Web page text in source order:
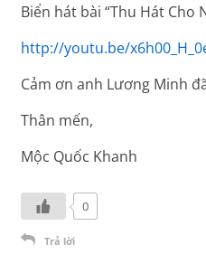
Biển hát bài “Thu Hát Cho
http://youtu.be/
Cảm ơn anh Lương Minh
Thân mến,
Mộc Quốc Khanh
0
Trả lời